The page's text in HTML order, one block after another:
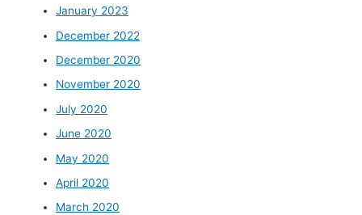
January 2023
December 2022
December 2020
November 2020
July 2020
June 2020
May 2020
April 2020
March 2020